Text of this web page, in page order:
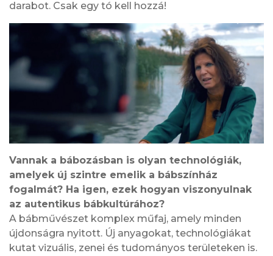
darabot. Csak egy tó kell hozzá!
Vannak a bábozásban is olyan technológiák,
amelyek új szintre emelik a bábszínház
fogalmát? Ha igen, ezek hogyan viszonyulnak
az autentikus bábkultúrához?
A bábművészet komplex műfaj, amely minden
újdonságra nyitott. Új anyagokat, technológiákat
kutat vizuális, zenei és tudományos területeken is.